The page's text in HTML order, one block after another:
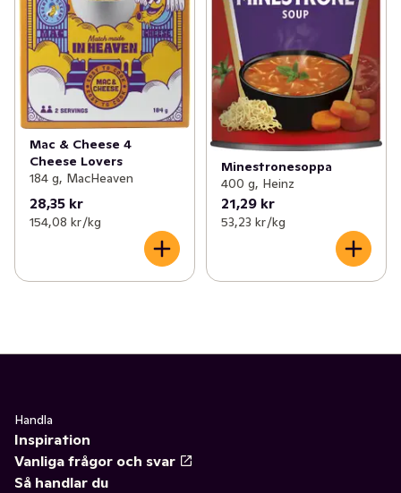
Mac & Cheese 4
Cheese Lovers
184 g, MacHeaven
28,35 kr
154,08 kr /kg
Minestronesoppa
400 g, Heinz
21,29 kr
53,23 kr /kg
Handla
Inspiration
Vanliga frågor och svar
Så handlar du